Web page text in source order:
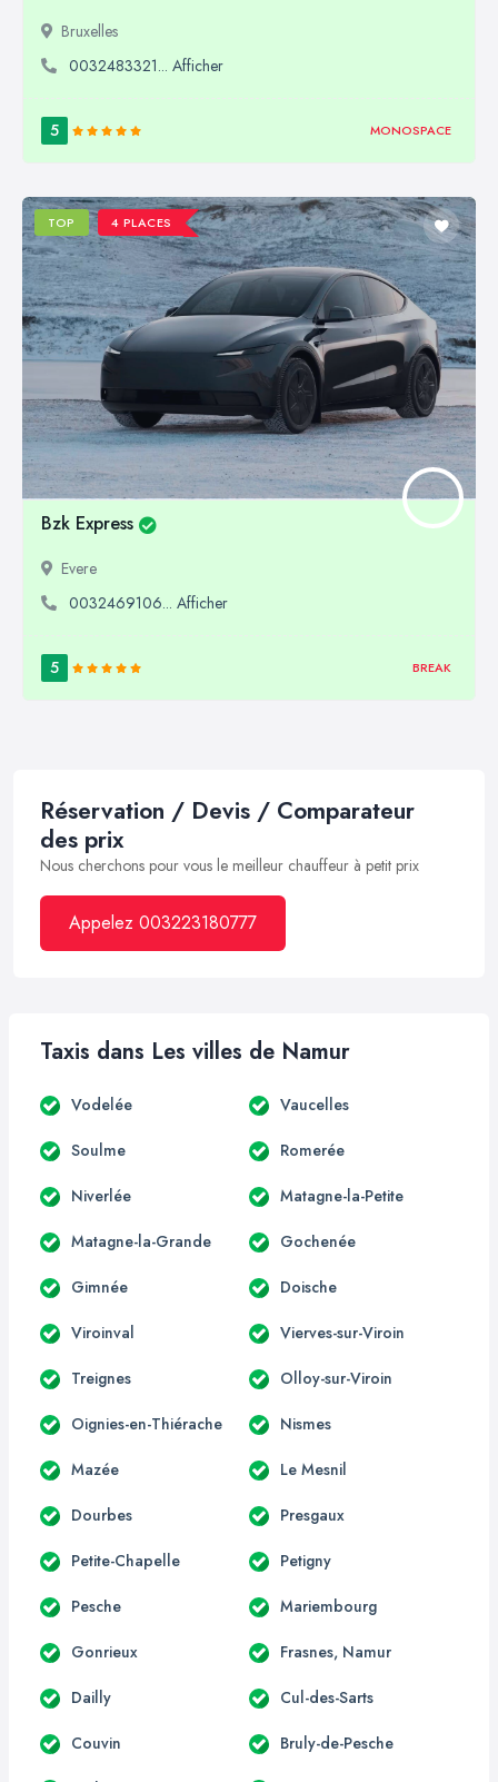
Bruxelles
0032483321... Afficher
5 MONOSPACE
TOP 4 PLACES
Bzk Express
Evere
0032469106... Afficher
5 BREAK
Réservation / Devis / Comparateur
des prix
Nous cherchons pour vous le meilleur chauffeur à petit prix
Appelez 003223180777
Taxis dans Les villes de Namur
Vodelée Vaucelles
Soulme Romerée
Niverlée Matagne-la-Petite
Matagne-la-Grande Gochenée
Gimnée Doische
Viroinval Vierves-sur-Viroin
Treignes Olloy-sur-Viroin
Oignies-en-Thiérache Nismes
Mazée Le Mesnil
Dourbes Presgaux
Petite-Chapelle Petigny
Pesche Mariembourg
Gonrieux Frasnes, Namur
Dailly Cul-des-Sarts
Couvin Bruly-de-Pesche